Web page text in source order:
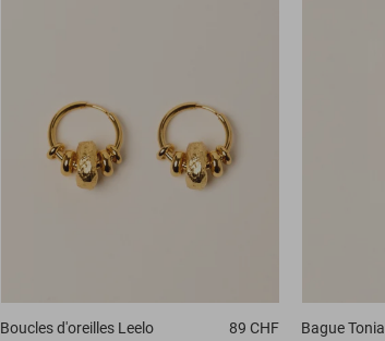
Boucles d'oreilles Leelo 89 CHF BagueTonia